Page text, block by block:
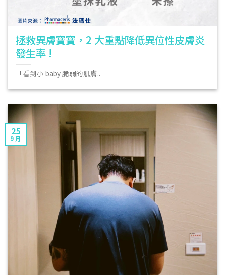
拯救異膚寶寶，2 大重點降低異位性皮膚炎
發生率 !
「看到小 baby 脆弱的肌膚..
25
9 月